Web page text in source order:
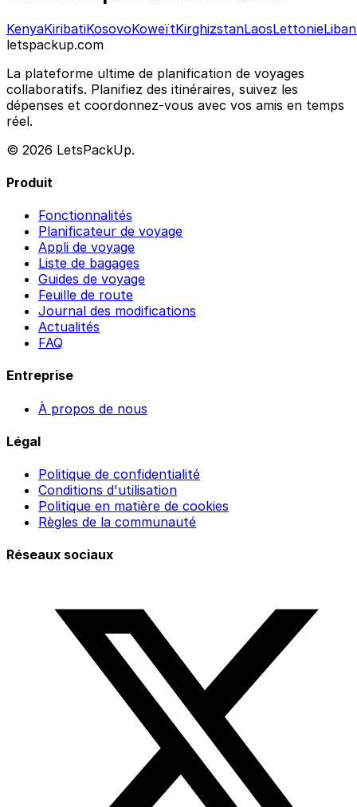
KenyaKiribatiKosovoKoweïtKirghizstanLaosLettonieLiban
letspackup.com
La plateforme ultime de planification de voyages
collaboratifs. Planifiez des itinéraires, suivez les
dépenses et coordonnez-vous avec vos amis en temps
réel.
© 2026 LetsPackUp.
Produit
Fonctionnalités
Planificateur de voyage
Appli de voyage
Liste de bagages
Guides de voyage
Feuille de route
Journal des modifications
Actualités
FAQ
Entreprise
À propos de nous
Légal
Politique de confidentialité
Conditions d'utilisation
Politique en matière de cookies
Règles de la communauté
Réseaux sociaux